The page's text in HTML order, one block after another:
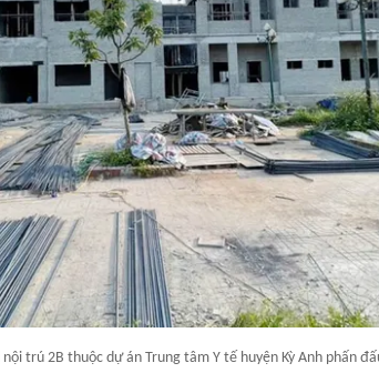
trú 2B thuộc dự án Trung tâm Y tế huyện Kỳ Anh phấn